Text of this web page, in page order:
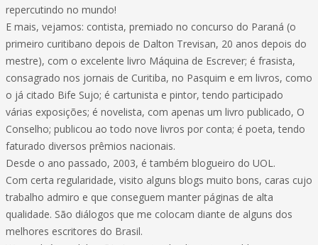
repercutindo no mundo!
E mais, vejamos: contista, premiado no concurso do Paraná (o
primeiro curitibano depois de Dalton Trevisan, 20 anos depois do
mestre), com o excelente livro Máquina de Escrever; é frasista,
consagrado nos jornais de Curitiba, no Pasquim e em livros, como
o já citado Bife Sujo; é cartunista e pintor, tendo participado
várias exposições; é novelista, com apenas um livro publicado, O
Conselho; publicou ao todo nove livros por conta; é poeta, tendo
faturado diversos prêmios nacionais.
Desde o ano passado, 2003, é também blogueiro do UOL.
Com certa regularidade, visito alguns blogs muito bons, caras cujo
trabalho admiro e que conseguem manter páginas de alta
qualidade. São diálogos que me colocam diante de alguns dos
melhores escritores do Brasil.